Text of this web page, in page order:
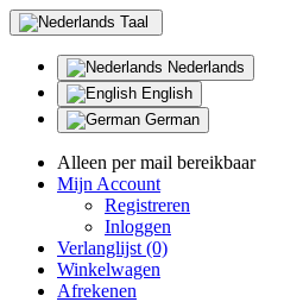
Taal
Nederlands
English
German
Alleen per mail bereikbaar
Mijn Account
Registreren
Inloggen
Verlanglijst (0)
Winkelwagen
Afrekenen